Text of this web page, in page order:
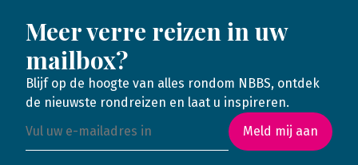
Meer verre reizen in uw
mailbox?
Blijf op de hoogte van alles rondom NBBS, ontdek
de nieuwste rondreizen en laat u inspireren.
Meld mij aan